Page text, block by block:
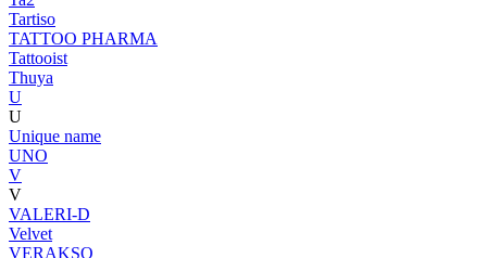
Tartiso
TATTOO PHARMA
Tattooist
Thuya
U
U
Unique name
UNO
V
V
VALERI-D
Velvet
VERAKSO